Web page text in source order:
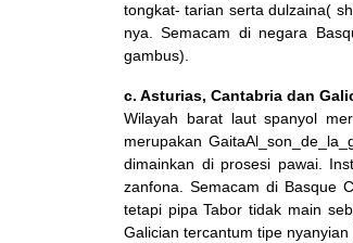
tongkat- tarian serta dulzaina(
nya. Semacam di negara
gambus).
c. Asturias, Cantabria dan
Wilayah barat laut spanyol
merupakan
dimainkan di prosesi pawai.
zanfona. Semacam di Basque
tetapi pipa Tabor tidak main
Galician tercantum tipe